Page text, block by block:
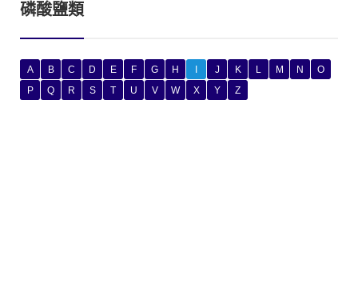
磷酸鹽類
A B C D E F G H J K L M N
O
P
Q R S T U V W X Y Z